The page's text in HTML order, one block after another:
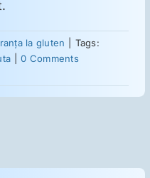
la gluten
Tags:
0 Comments